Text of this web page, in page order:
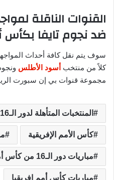
القنوات الناقلة
ضد نجوم تايفا بكأس
سوف يتم نقل كافة أحداث
كلاً من منتخب أسود الأطلس
مجموعة قنوات بي إن سبورت
المنتخبات المتأهلة لدور الـ16
كأس الأمم الإفريقية
مباريات دور الـ16 من كأس أمم إفريقيا
مباريات كأس أمم إفريقيا